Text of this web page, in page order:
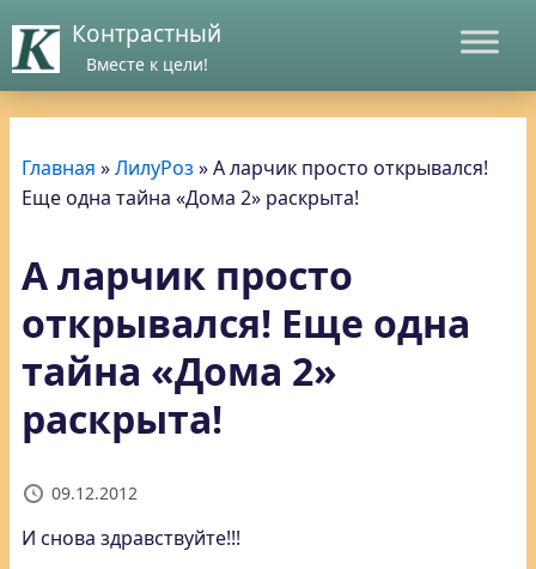
Контрастный
Вместе к цели!
Главная »ЛилуРоз »А ларчик просто открывался!
Еще одна тайна «Дома 2» раскрыта!
А ларчик просто
открывался! Еще одна
тайна «Дома 2»
раскрыта!
09.12.2012
И снова здравствуйте!!!